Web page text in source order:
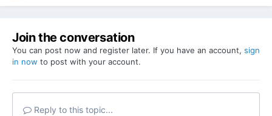
Join the conversation
You can post now and register later. If you have an account, sign
in now to post with your account.
Reply to this topic...